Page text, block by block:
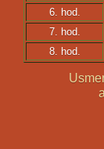
6. hod.
7. hod.
8. hod.